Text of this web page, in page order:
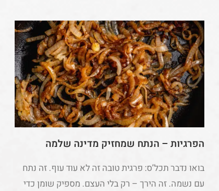
הפרגיות – הנתח שמחזיק מדינה שלמה
בואו נדבר תכל’ס: פרגית טובה זה לא עוד עוף. זה נתח
עם נשמה. זה הירך – רק בלי העצם. מספיק שומן כדי